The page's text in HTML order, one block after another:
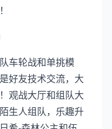
车轮战和单挑模
好友技术交流，大
观战大厅和组队大
生人组队，乐趣升